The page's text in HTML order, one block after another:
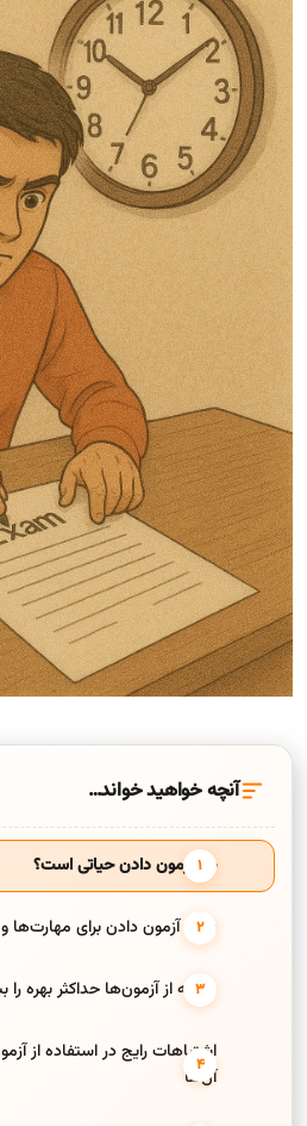
آنچه خواهید خواند…
چرا آزمون دادن حیاتی است؟
فواید آزمون دادن برای مهارت‌ها
چگونه از آزمون‌ها حداکثر بهره را
اشتباهات رایج در استفاده از
آن‌ها